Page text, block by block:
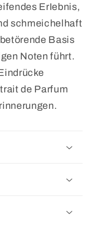
ErIebnis,
schmeichelhaft
Basis
Noten führt.
de Parfum